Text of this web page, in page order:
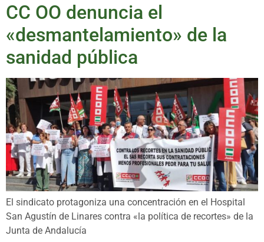
CC OO denuncia el
«desmantelamiento» de la
sanidad pública
El sindicato protagoniza una concentración en el Hospital
San Agustín de Linares contra «la política de recortes» de la
Junta de Andalucía